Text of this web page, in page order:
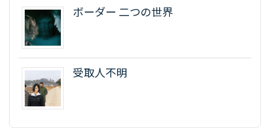
ボーダー 二つの世界
受取人不明